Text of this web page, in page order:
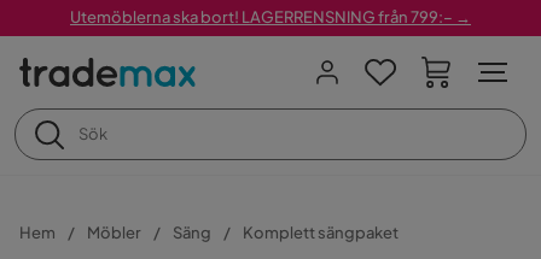
Utemöblerna ska bort! LAGERRENSNING från 799:– →
Hem Möbler Säng Komplett sängpaket